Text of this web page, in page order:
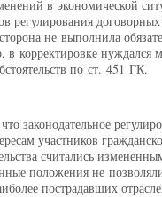
в экономической
регулирования
не выполнила
корректировке нуждался
по ст. 451 ГК.
законодательное
участников
считались
положения не
пострадавших